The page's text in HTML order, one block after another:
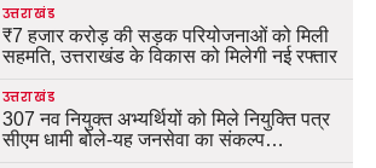
उत्तराखंड
₹7 हजार करोड़ की सड़क परियोजनाओं को मिली
सहमति, उत्तराखंड के विकास को मिलेगी नई रफ्तार
उत्तराखंड
307 नव नियुक्त अभ्यर्थियों को मिले नियुक्ति पत्र
सीएम धामी बोले-यह जनसेवा का संकल्प…